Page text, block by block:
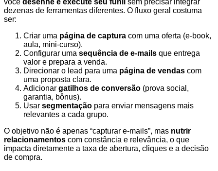
você desenhe e execute seu funil sem precisar integrar
dezenas de ferramentas diferentes. O fluxo geral costuma
ser:
Criar uma página de captura com uma oferta (e-book,
aula, mini-curso).
Configurar uma sequência de e-mails que entrega
valor e prepara a venda.
Direcionar o lead para uma página de vendas com
uma proposta clara.
Adicionar gatilhos de conversão (prova social,
garantia, bônus).
Usar segmentação para enviar mensagens mais
relevantes a cada grupo.
O objetivo não é apenas “capturar e-mails”, mas nutrir
relacionamentos com constância e relevância, o que
impacta diretamente a taxa de abertura, cliques e a decisão
de compra.